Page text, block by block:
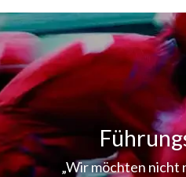
„Wir möchten nicht